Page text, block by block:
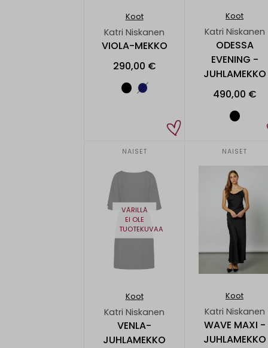
Koot
Katri Niskanen
VIOLA-MEKKO
290,00 €
Koot
Katri Niskanen
ODESSA
EVENING -
JUHLAMEKKO
490,00 €
NAISET
VÄRILLÄ
EI OLE
TUOTEKUVAA
Koot
Katri Niskanen
VENLA-
JUHLAMEKKO
NAISET
Koot
Katri Niskanen
WAVE MAXI -
JUHLAMEKKO